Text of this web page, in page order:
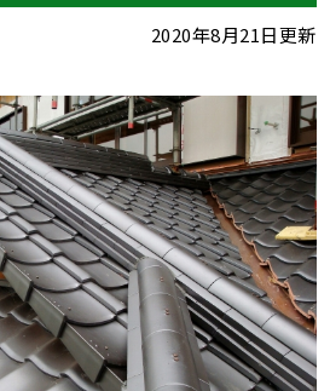
2020年8月21日更新